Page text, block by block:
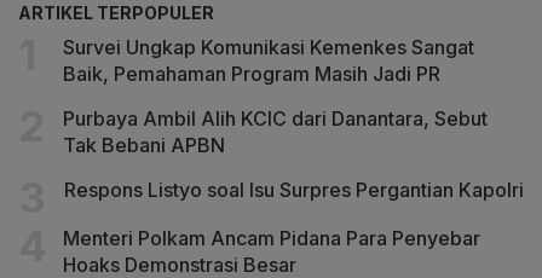
ARTIKEL TERPOPULER
Survei Ungkap Komunikasi Kemenkes Sangat
Baik, Pemahaman Program Masih Jadi PR
Purbaya Ambil Alih KCIC dari Danantara, Sebut
Tak Bebani APBN
Respons Listyo soal Isu Surpres Pergantian Kapolri
Menteri Polkam Ancam Pidana Para Penyebar
Hoaks Demonstrasi Besar